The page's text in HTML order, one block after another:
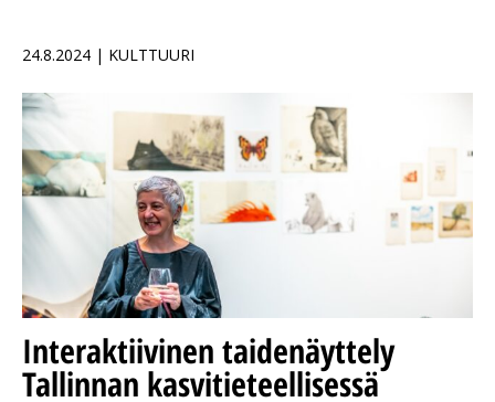
24.8.2024 | KULTTUURI
Interaktiivinen taidenäyttely
Tallinnan kasvitieteellisessä